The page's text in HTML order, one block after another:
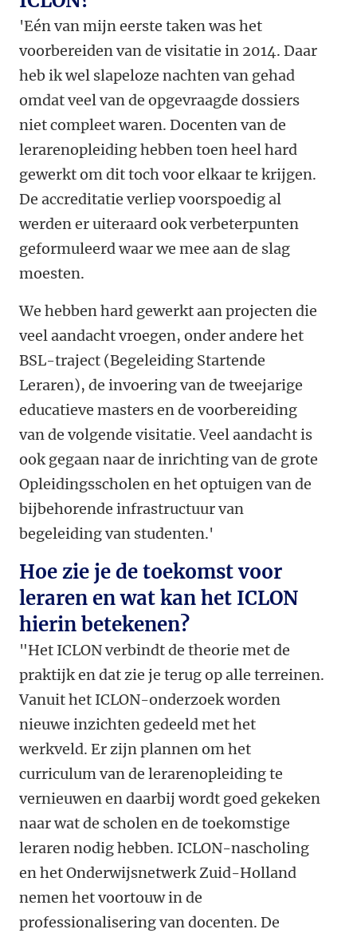
'Eén van mijn eerste taken was het
voorbereiden van de visitatie in 2014. Daar
heb ik wel slapeloze nachten van gehad
omdat veel van de opgevraagde dossiers
niet compleet waren. Docenten van de
lerarenopleiding hebben toen heel hard
gewerkt om dit toch voor elkaar te krijgen.
De accreditatie verliep voorspoedig al
werden er uiteraard ook verbeterpunten
geformuleerd waar we mee aan de slag
moesten.
We hebben hard gewerkt aan projecten die
veel aandacht vroegen, onder andere het
BSL-traject (Begeleiding Startende
Leraren), de invoering van de tweejarige
educatieve masters en de voorbereiding
van de volgende visitatie. Veel aandacht is
ook gegaan naar de inrichting van de grote
Opleidingsscholen en het optuigen van de
bijbehorende infrastructuur van
begeleiding van studenten.'
Hoe zie je de toekomst voor
leraren en wat kan het ICLON
hierin betekenen?
"Het ICLON verbindt de theorie met de
praktijk en dat zie je terug op alle terreinen.
Vanuit het ICLON-onderzoek worden
nieuwe inzichten gedeeld met het
werkveld. Er zijn plannen om het
curriculum van de lerarenopleiding te
vernieuwen en daarbij wordt goed gekeken
naar wat de scholen en de toekomstige
leraren nodig hebben. ICLON-nascholing
en het Onderwijsnetwerk Zuid-Holland
nemen het voortouw in de
professionalisering van docenten. De